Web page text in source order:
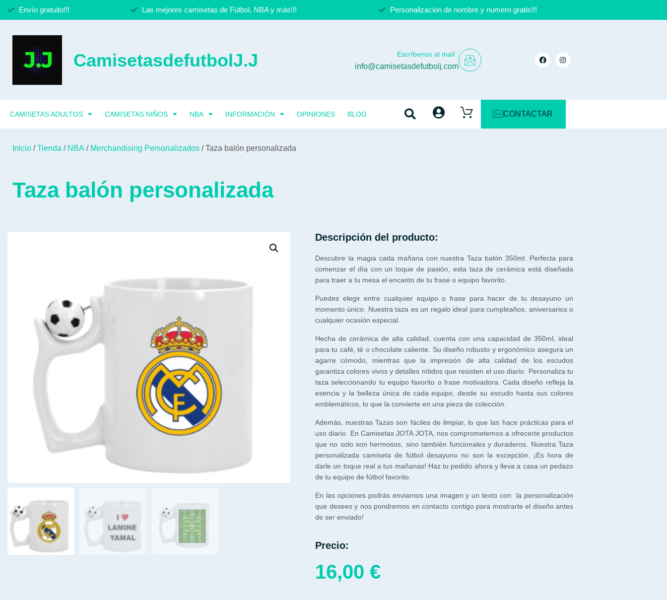
Envío gratuito!!! Las mejores camisetas de Fútbol, NBA y más!!! Personalización de nombre y numero gratis!!!
CamisetasdefutbolJ.J Escríbenos al mail :
info@camisetasdefutbolj.com
CAMISETAS ADULTOS CAMISETAS NIÑOS NBA INFORMACIÓN OPINIONES BLOG CONTACTAR
Inicio /Tienda / NBA / Merchandising Personalizados / Taza balón personalizada
Taza balón personalizada
Descripción del producto:
Descubre la magia cada mañana con nuestra Taza balón 350ml. Perfecta para
comenzar el día con un toque de pasión, esta taza de cerámica está diseñada
para traer a tu mesa el encanto de tu frase o equipo favorito.
Puedes elegir entre cualquier equipo o frase para hacer de tu desayuno un
momento único. Nuestra taza es un regalo ideal para cumpleaños, aniversarios o
cualquier ocasión especial.
Hecha de cerámica de alta calidad, cuenta con una capacidad de 350ml, ideal
para tu café, té o chocolate caliente. Su diseño robusto y ergonómico asegura un
agarre cómodo, mientras que la impresión de alta calidad de los escudos
garantiza colores vivos y detalles nítidos que resisten el uso diario. Personaliza tu
taza seleccionando tu equipo favorito o frase motivadora. Cada diseño refleja la
esencia y la belleza única de cada equipo, desde su escudo hasta sus colores
emblemáticos, lo que la convierte en una pieza de colección.
Además, nuestras Tazas son fáciles de limpiar, lo que las hace prácticas para el
uso diario. En Camisetas JOTA JOTA, nos comprometemos a ofrecerte productos
que no solo son hermosos, sino también funcionales y duraderos. Nuestra Taza
personalizada camiseta de fútbol desayuno no son la excepción. ¡Es hora de
darle un toque real a tus mañanas! Haz tu pedido ahora y lleva a casa un pedazo
de tu equipo de fútbol favorito.
En las opciones podrás enviarnos una imagen y un texto con la personalización
que desees y nos pondremos en contacto contigo para mostrarte el diseño antes
de ser enviado!
Precio:
16,00 €